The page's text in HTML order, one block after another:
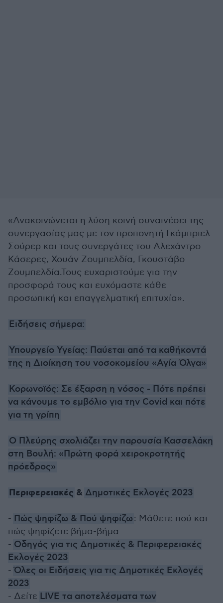
«Ανακοινώνεται η λύση κοινή συναινέσει της
συνεργασίας μας με τον προπονητή Γκάμπριελ
Σούρερ και τους συνεργάτες του Αλεχάντρο
Κάσερες, Χουάν Ζουμπελδία, Γκουστάβο
Ζουμπελδία.Τους ευχαριστούμε για την
προσφορά τους και ευχόμαστε κάθε
προσωπική και επαγγελματική επιτυχία».
Ειδήσεις σήμερα:
Υπουργείο Υγείας: Παύεται από τα καθήκοντά
της η Διοίκηση του νοσοκομείου «Αγία Όλγα»
Κορωνοϊός: Σε έξαρση η νόσος - Πότε πρέπει
να κάνουμε το εμβόλιο για την Covid και πότε
για τη γρίπη
Ο Πλεύρης σχολιάζει την παρουσία Κασσελάκη
στη Βουλή: «Πρώτη φορά χειροκροτητής
πρόεδρος»
Περιφερειακές & Δημοτικές Εκλογές 2023
- Πώς ψηφίζω & Πού ψηφίζω: Μάθετε πού και
πώς ψηφίζετε βήμα-βήμα
- Οδηγός για τις Δημοτικές & Περιφερειακές
Εκλογές 2023
- Όλες οι Ειδήσεις για τις Δημοτικές Εκλογές
2023
- Δείτε LIVE τα αποτελέσματα των